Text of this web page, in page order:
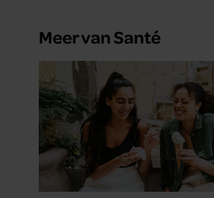
Meer van Santé